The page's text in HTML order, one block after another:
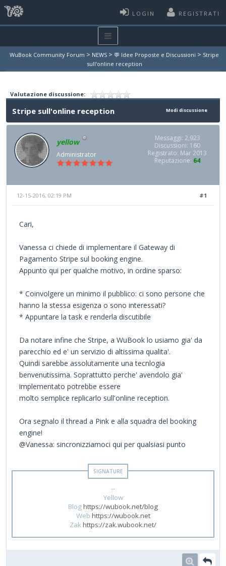
LOGIN REGISTRATI
WuBook Community Forum > NEWS > 💬 Idee Proposte e Discussioni > Stripe
sull'online reception
Valutazione discussione:
Modi discussione
Stripe sull'online reception
yellow
Administrator
Messaggi: 2,923
Discussioni: 160
Registrato: Mar 2013
Reputazione: 64
#1
12-15-2016, 02:19 PM
Cari,
Vanessa ci chiede di implementare il Gateway di
Pagamento Stripe sul booking engine.
Appunto qui per qualche motivo, in ordine sparso:
* Coinvolgere un minimo il pubblico: ci sono persone che
hanno la stessa esigenza o sono interessati?
* Appuntare la task e renderla discutibile
Da notare infine che Stripe, a WuBook lo usiamo gia' da
parecchio ed e' un servizio di altissima qualita'.
Quindi sarebbe assolutamente una tecnlogia
benvenutissima. Soprattutto perche' avendolo gia'
implementato potrebbe essere
molto semplice replicarlo sull'online reception.
Ora segnalo il thread a Pink e alla squadra del booking
engine!
@Vanessa: sincronizziamoci qui per qualsiasi punto
--
Yellow
Bloghttps://wubook.net/blog
Web https://wubook.net
Zakhttps://zak.wubook.net/